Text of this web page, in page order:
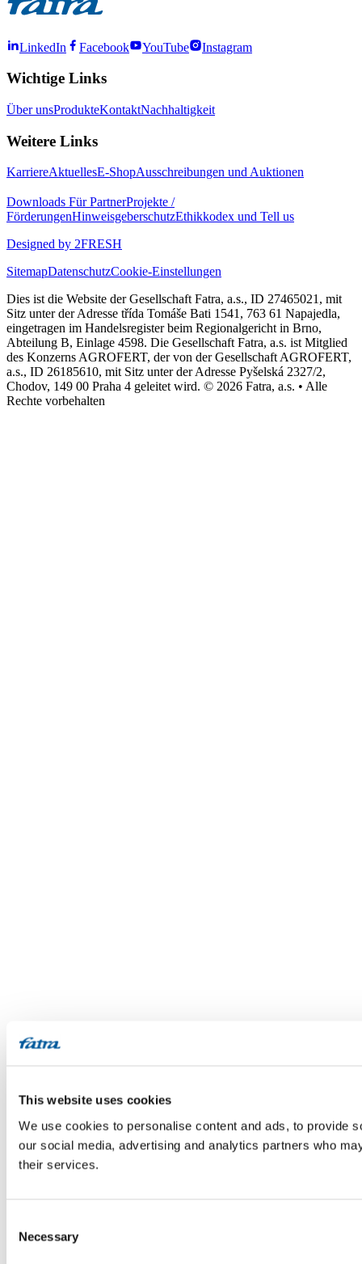
This website uses cookies
We use cookies to personalise content and ads, to provide
our social media, advertising and analytics partners who
their services.
Selection
Necessary
LinkedIn Facebook YouTube Instagram
Wichtige Links
Über unsProdukteKontaktNachhaltigkeit
Weitere Links
KarriereAktuellesE-ShopAusschreibungen und Auktionen
Downloads Für PartnerProjekte /
FörderungenHinweisgeberschutzEthikkodex und Tell us
Designed by 2FRESH
SitemapDatenschutzCookie-Einstellungen
Dies ist die Website der Gesellschaft Fatra, a.s., ID 27465021, mit
Sitz unter der Adresse třída Tomáše Bati 1541, 763 61 Napajedla,
eingetragen im Handelsregister beim Regionalgericht in Brno,
Abteilung B, Einlage 4598. Die Gesellschaft Fatra, a.s. ist Mitglied
des Konzerns AGROFERT, der von der Gesellschaft AGROFERT,
a.s., ID 26185610, mit Sitz unter der Adresse Pyšelská 2327/2,
Chodov, 149 00 Praha 4 geleitet wird. © 2026 Fatra, a.s. • Alle
Rechte vorbehalten